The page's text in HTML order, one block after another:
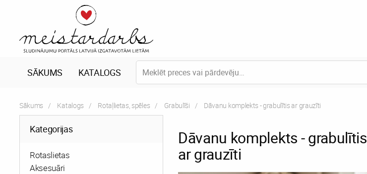
SĀKUMS KATALOGS
Sākums Katalogs Rotaļlietas, spēles Grabulīši Current:
Dāvanu komplekts - grabulītis ar grauzīti
Kategorijas
Rotaslietas
Aksesuāri
Dāvanu komplekts - grabulītis
ar grauzīti